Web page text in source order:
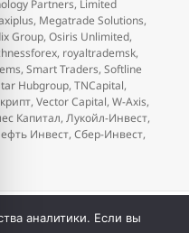
Partners, Limited
, Megatrade Solutions,
Group,Osiris Unlimited,
, royaltrademsk,
,Smart Traders,Softline
Hubgroup,TNCapital,
,Vector Capital,W-Axis,
Капитал,Лукойл-Инвест,
Инвест,Сбер-Инвест,
или
аналитики. Если вы